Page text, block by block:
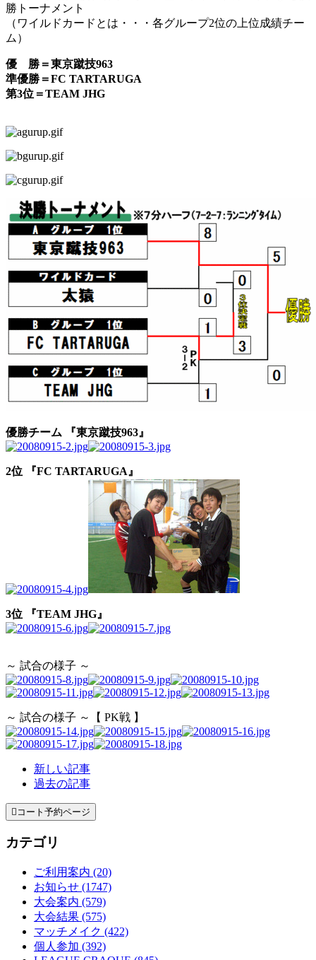
勝トーナメント
（ワイルドカードとは・・・各グループ2位の上位成績チー
ム）
優 勝＝東京蹴技963
準優勝＝FC TARTARUGA
第3位＝TEAM JHG
優勝チーム 『東京蹴技963』
2位 『FC TARTARUGA』
3位 『TEAM JHG』
～ 試合の様子 ～
～ 試合の様子 ～【 PK戦 】
新しい記事
過去の記事
 コート予約ページ
カテゴリ
ご利用案内 (20)
お知らせ (1747)
大会案内 (579)
大会結果 (575)
マッチメイク (422)
個人参加 (392)